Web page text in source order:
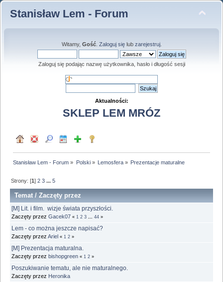
Stanisław Lem - Forum
Witamy, Gość. Zaloguj sięlub zarejestruj.
Zaloguj się podając nazwę użytkownika, hasło i długość sesji
Aktualności:
SKLEP LEM MRÓZ
Stanisław Lem - Forum » Polski» Lemosfera» Prezentacje maturalne
Strony: [1]2 3 ...5
Temat /Zaczęty przez
[M] Lit. i film. wizje świata przyszłości.
Zaczęty przez Gacek07 « 1 2 3 44 »
Lem - co można jeszcze napisać?
Zaczęty przez Ariel « 1 2 »
[M] Prezentacja maturalna.
Zaczęty przez bishopgreen « 1 2 »
Poszukiwanie tematu, ale nie maturalnego.
Zaczęty przez Heronika